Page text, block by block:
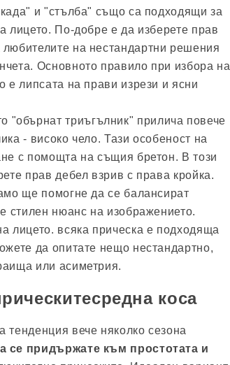
и "стълба" също са подходящи за
лицето. По-добре е да изберете прав
на нестандартни решения
Основното правило при избора на
е липсата на прави изрези и ясни
"обърнат триъгълник" прилича повече
- високо чело. Тази особеност на
с помощта на същия бретон. В този
прав дебел взрив с права кройка.
ще помогне да се балансират
стилен нюанс на изображението.
лицето. всяка прическа е подходяща
да опитате нещо нестандартно,
или асиметрия.
коса
тенденция вече няколко сезона
се придържате към простотата и